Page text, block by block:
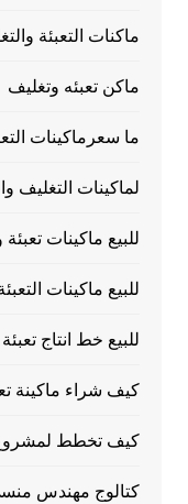
ماكنات التعبئة
ماكن تعبئه وتغليف
ما سعرماكينات
لماكينات التغليف
للبيع ماكينات
للبيع ماكينات
للبيع خط انتاج
كيف شراء ماكينة
كيف تخطط لمشروع
كتالوج مهندس